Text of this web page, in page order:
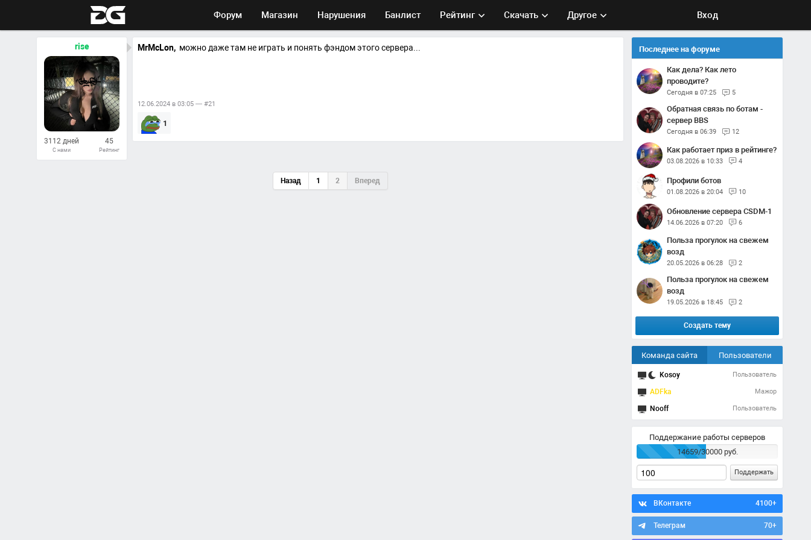
Форум Магазин Нарушения Банлист Рейтинг Скачать Другое Вход
rise
3112 дней
С нами
45
Рейтинг
130
MrMcLon, можно даже там не играть и понять фэндом этого сервера...
12.06.2024 в 03:05 — #21
1
Назад 1 2 Вперед
Последнее на форуме
Как дела? Как лето
проводите?
Сегодня в 07:25 5
Обратная связь по ботам -
сервер BBS
Сегодня в 06:39 12
Как работает приз в рейтинге?
03.08.2026 в 10:33 4
Профили ботов
01.08.2026 в 20:04 10
Обновление сервера CSDM-1
14.06.2026 в 07:20 6
Польза прогулок на свежем
возд
20.05.2026 в 06:28 2
Польза прогулок на свежем
возд
19.05.2026 в 18:45 2
Создать тему
Команда сайта Пользователи
Kosoy Пользователь
ADFka Мажор
Nooff Пользователь
Поддержание работы серверов
14659/30000 руб.
Поддержать
ВКонтакте 4100+
Телеграм 70+